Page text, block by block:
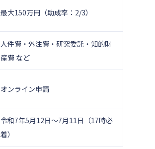
最大150万円（助成率：2/3）
人件費・外注費・研究委託・知的財
産費 など
オンライン申請
令和7年5月12日〜7月11日（17時必
着）